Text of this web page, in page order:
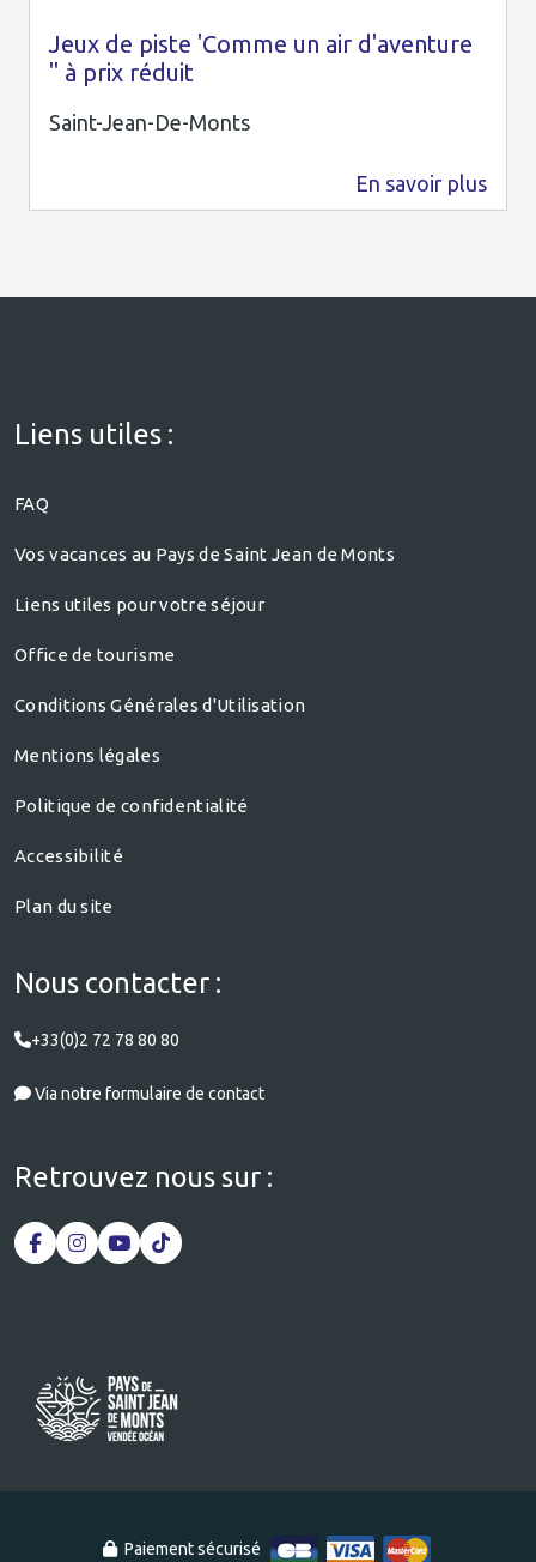
Jeux de piste 'Comme un air d'aventure
" à prix réduit
Saint-Jean-De-Monts
En savoir plus
Liens utiles :
FAQ
Vos vacances au Pays de Saint Jean de Monts
Liens utiles pour votre séjour
Office de tourisme
Conditions Générales d'Utilisation
Mentions légales
Politique de confidentialité
Accessibilité
Plan du site
Nous contacter :
+33(0)2 72 78 80 80
Via notre formulaire de contact
Retrouvez nous sur :
Paiement sécurisé